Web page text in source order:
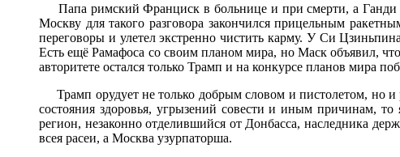
Папа римский Франциск в больнице и при смерти, а Ганди
Москву для такого разговора закончился прицельным
переговоры и улетел экстренно чистить карму. У Си
Есть ещё Рамафоса со своим планом мира, но Маск объявил,
авторитете остался только Трамп и на конкурсе планов мира
Трамп орудует не только добрым словом и пистолетом, но и
состояния здоровья, угрызений совести и иным причинам,
регион, незаконно отделившийся от Донбасса, наследника
всея расеи, а Москва узурпаторша.